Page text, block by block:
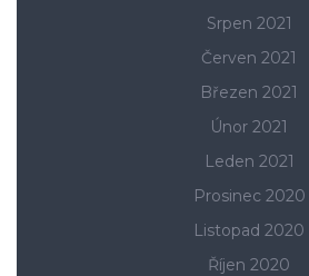
Srpen 2021
Červen 2021
Březen 2021
Únor 2021
Leden 2021
Prosinec 2020
Listopad 2020
Říjen 2020